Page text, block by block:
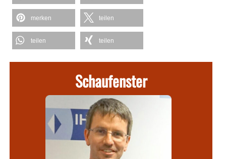
merken teilen
teilen teilen
Schaufenster